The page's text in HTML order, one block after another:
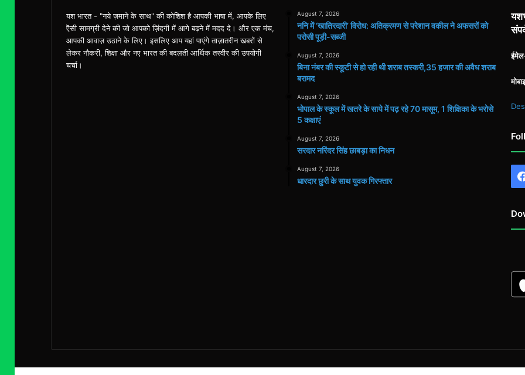
यश भारत - "नये ज़माने के साथ" की कोशिश है आपकी भाषा में, आपके लिए
ऎसी सामग्री देने की जो आपको ज़िंदगी में आगे बढ़ने में मदद दे। और एक मंच,
आपकी आवाज़ उठाने के लिए। इसलिए आप यहां पाएंगे ताज़ातरीन खबरों से
लेकर नौकरी, शिक्षा और नए भारत की बदलती आर्थिक तस्वीर की उपयोगी
चर्चा।
August 7, 2026
ननि में ‘खातिरदारी’ विरोध: अतिक्रमण से परेशान वकील ने अफसरों को
परोसी पूड़ी-सब्जी
August 7, 2026
बिना नंबर की स्कूटी से हो रही थी शराब तस्करी,35 हजार की अवैध शराब
बरामद
August 7, 2026
भोपाल के स्कूल में खतरे के साये में पढ़ रहे 70 मासूम, 1 शिक्षिका के भरोसे
5 कक्षाएं
August 7, 2026
सरदार नरिंदर सिंह छाबड़ा का निधन
August 7, 2026
धारदार छुरी के साथ युवक गिरफ्तार